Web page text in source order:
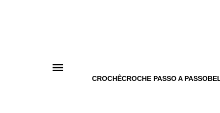
CROCHÊCROCHE PASSO A PASSO